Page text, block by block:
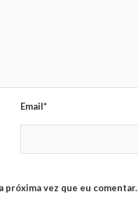
Email*
próxima vez que eu comentar.